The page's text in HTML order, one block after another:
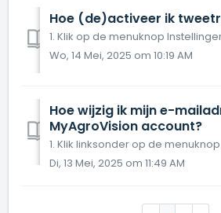
Hoe (de)activeer ik
Wo, 14 Mei, 2025 om 10:19 AM
Hoe wijzig ik mijn e-
MyAgroVision account?
Di, 13 Mei, 2025 om 11:49 AM